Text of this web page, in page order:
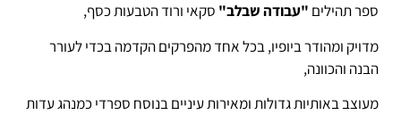
ספר תהילים "עבודה שבלב" סקאי ורוד הטבעות כסף,
מדויק ומהודר ביופיו, בכל אחד מהפרקים הקדמה בכדי לעורר
הבנה והכוונה,
מעוצב באותיות גדולות ומאירות עיניים בנוסח ספרדי כמנהג עדות